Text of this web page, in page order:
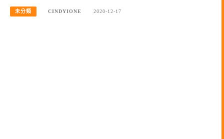
未分類 CINDYIONE 2020-12-17